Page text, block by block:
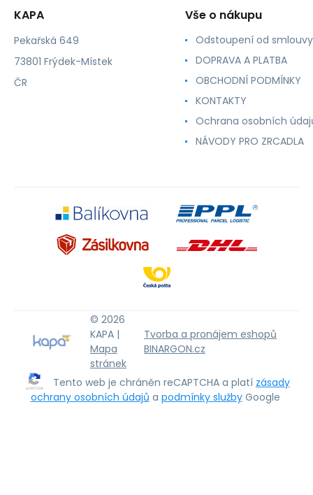
KAPA
Pekařská 649
73801 Frýdek-Místek
ČR
Vše o nákupu
Odstoupení od smlouvy
DOPRAVA A PLATBA
OBCHODNÍ PODMÍNKY
KONTAKTY
Ochrana osobních
NÁVODY PRO ZRCADLA
© 2026
KAPA |
Mapa
stránek
Tvorba a pronájem eshopů
BINARGON.cz
Tento web je chráněn reCAPTCHA a platí zásady
ochrany osobních údajů a podmínky služby Google